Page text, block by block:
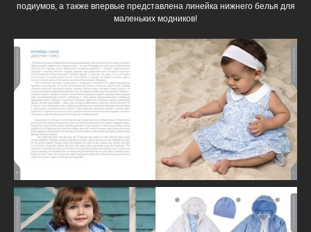
подиумов, а также впервые представлена линейка нижнего белья для
маленьких модников!